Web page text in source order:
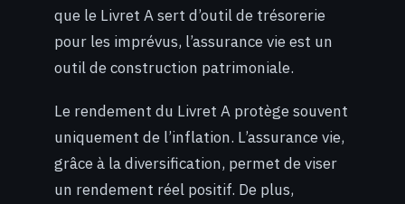
que le Livret A sert d’outil de trésorerie
pour les imprévus, l’assurance vie est un
outil de construction patrimoniale.
Le rendement du Livret A protège souvent
uniquement de l’inflation. L’assurance vie,
grâce à la diversification, permet de viser
un rendement réel positif. De plus,